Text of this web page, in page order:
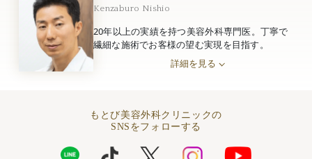
Kenzaburo Nishio
20年以上の実績を持つ美容外科専門医。丁寧で
繊細な施術でお客様の望む実現を目指す。
詳細を見る
もとび美容外科クリニックの
SNSをフォローする